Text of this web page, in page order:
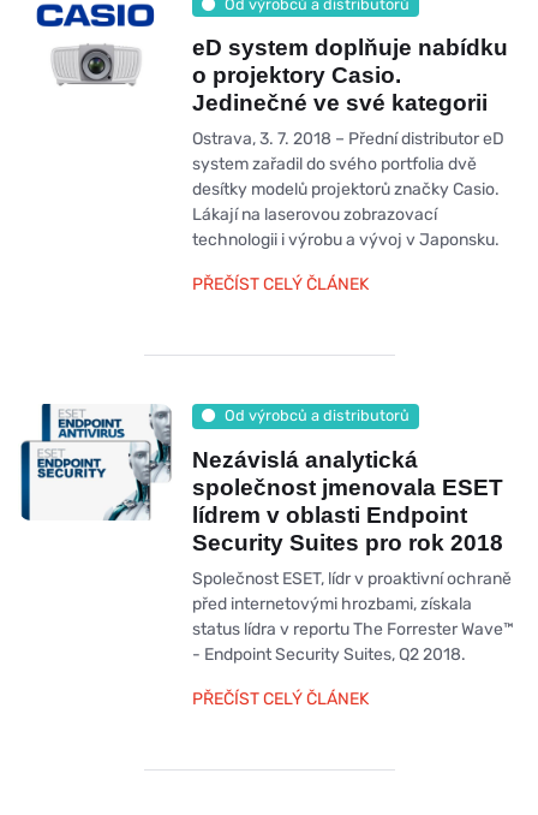
Od výrobců a distributorů
eD system doplňuje nabídku
o projektory Casio.
Jedinečné ve své kategorii
Ostrava, 3. 7. 2018 – Přední distributor eD
system zařadil do svého portfolia dvě
desítky modelů projektorů značky Casio.
Lákají na laserovou zobrazovací
technologii i výrobu a vývoj v Japonsku.
PŘEČÍST CELÝ ČLÁNEK
Od výrobců a distributorů
Nezávislá analytická
společnost jmenovala ESET
lídrem v oblasti Endpoint
Security Suites pro rok 2018
Společnost ESET, lídr v proaktivní ochraně
před internetovými hrozbami, získala
status lídra v reportu The Forrester Wave™
- Endpoint Security Suites, Q2 2018.
PŘEČÍST CELÝ ČLÁNEK